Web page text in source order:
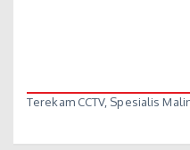
Terekam CCTV, Spesialis